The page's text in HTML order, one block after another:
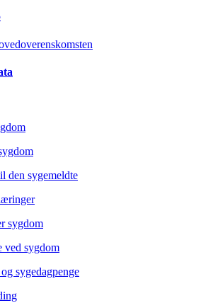
den sygemeldte
sygdom
ved sygdom
sygedagpenge